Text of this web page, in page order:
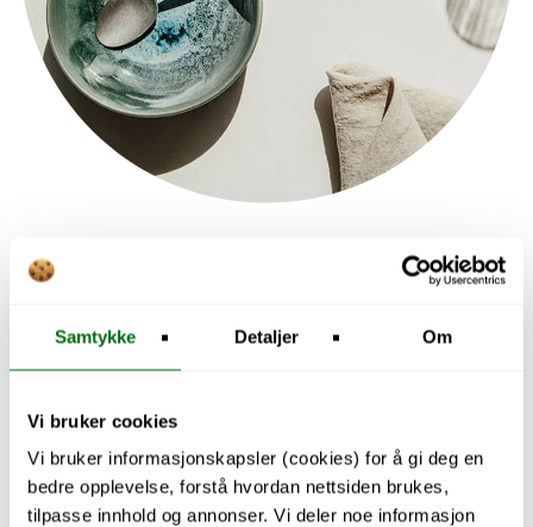
Samtykke Detaljer Om
Vi bruker cookies
Vi bruker informasjonskapsler (cookies) for å gi deg en
bedre opplevelse, forstå hvordan nettsiden brukes,
tilpasse innhold og annonser. Vi deler noe informasjon